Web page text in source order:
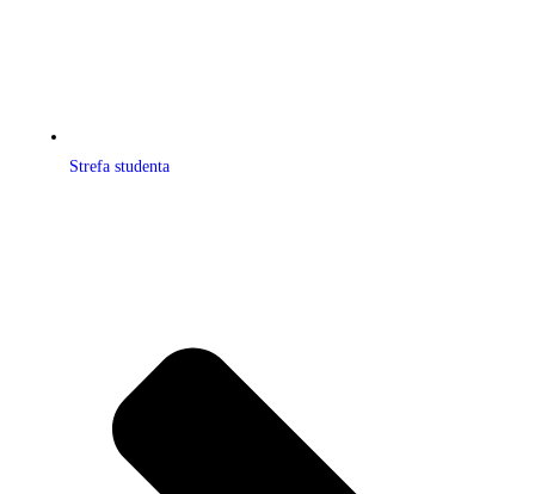
Strefa studenta